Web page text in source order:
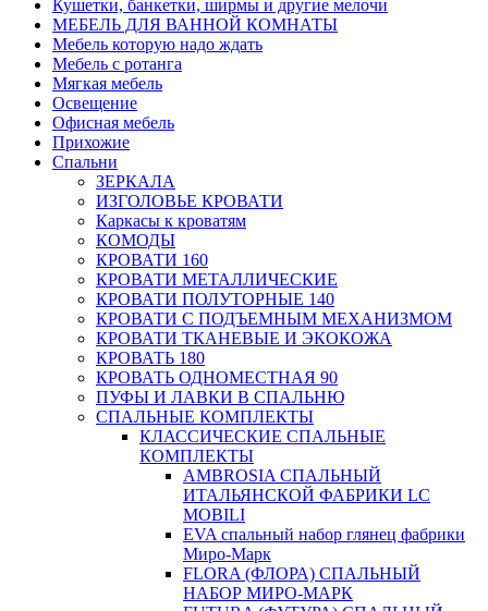
Кушетки, банкетки, ширмы и другие мелочи
МЕБЕЛЬ ДЛЯ ВАННОЙ КОМНАТЫ
Мебель которую надо ждать
Мебель с ротанга
Мягкая мебель
Освещение
Офисная мебель
Прихожие
Спальни
ЗЕРКАЛА
ИЗГОЛОВЬЕ КРОВАТИ
Каркасы к кроватям
КОМОДЫ
КРОВАТИ 160
КРОВАТИ МЕТАЛЛИЧЕСКИЕ
КРОВАТИ ПОЛУТОРНЫЕ 140
КРОВАТИ С ПОДЪЕМНЫМ МЕХАНИЗМОМ
КРОВАТИ ТКАНЕВЫЕ И ЭКОКОЖА
КРОВАТЬ 180
КРОВАТЬ ОДНОМЕСТНАЯ 90
ПУФЫ И ЛАВКИ В СПАЛЬНЮ
СПАЛЬНЫЕ КОМПЛЕКТЫ
КЛАССИЧЕСКИЕ СПАЛЬНЫЕ
КОМПЛЕКТЫ
AMBROSIA СПАЛЬНЫЙ
ИТАЛЬЯНСКОЙ ФАБРИКИ LC
MOBILI
EVA спальный набор глянец фабрики
Миро-Марк
FLORA (ФЛОРА) СПАЛЬНЫЙ
НАБОР МИРО-МАРК